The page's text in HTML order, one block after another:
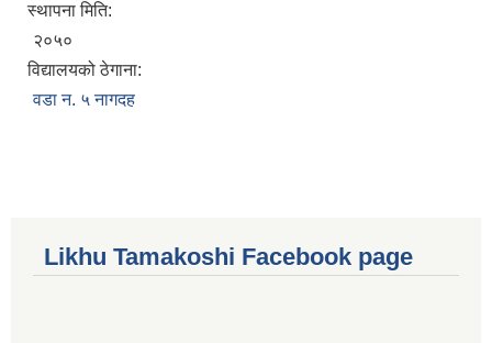
स्थापना मिति:
२०५०
विद्यालयको ठेगाना:
वडा न. ५ नागदह
Likhu Tamakoshi Facebook page